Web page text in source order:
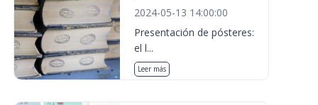
2024-05-13 14:00:00
Presentación de pósteres:
el l...
Leer más